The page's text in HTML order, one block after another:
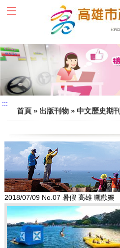
跳到主要內容區塊
:::
:::
首頁» 出版刊物» 中文歷史期刊
2018/07/09 No.07 暑假 高雄 曬歡樂